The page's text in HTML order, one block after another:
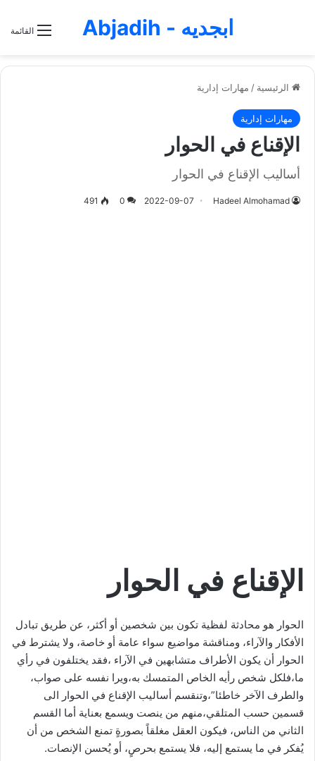
القائمة ابجديه - Abjadih
الرئيسية / مهارات إدارية
مهارات إدارية
الإقناع في الحوار
أساليب الإقناع في الحوار
Hadeel Almohamad
2022-09-07
0
491
الإقناع في الحوار
الحوار هو محادثة لفظية تكون بين شخصين أو أكثر، عن طريق تبادل
الأفكار والآراء، ومناقشة مواضيع سواء عامة أو خاصة، ولا يشترط في
الحوار أن يكون الأطراف متشابهين في الآراء ،فقد يختلفون في رأي
ما،فلكل شخص رأيه الخاص المتمسك به،ويرا نفسه على صواب،
والطرف الآخر خاطئا”،وتنقسم أساليب الإقناع في الحوار الى
قسمين حسب المتلقي،منهم من ينصت ويسمع بعناية أما القسم
الثاني من الناس، فيكون العقل مغلقاً بصورةٍ تمنع الشخص من أن
يُفكر في ما يستمع إليه، فلا يستمع بحرصٍ، أو يُحسن الإنصات.